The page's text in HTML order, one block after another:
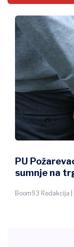
PU
sumnje na
Boom93 Redakcija |